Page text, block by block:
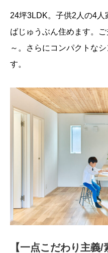
24坪3LDK。子供2人の4
ばじゅうぶん住めます。
～。さらにコンパクトな
す。
【一点こだわり主義/